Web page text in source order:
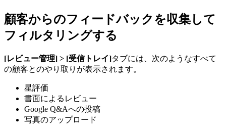
顧客からのフィードバックを収集して
フィルタリングする
[レビュー管理] > [受信トレイ]タブには、次のようなすべて
の顧客とのやり取りが表示されます。
星評価
書面によるレビュー
Google Q&Aへの投稿
写真のアップロード